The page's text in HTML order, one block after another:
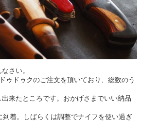
さい。
ゥドゥクのご注文を頂いており、総数のう
来たところです。おかげさまでいい納品
着。しばらくは調整でナイフを使い過ぎ